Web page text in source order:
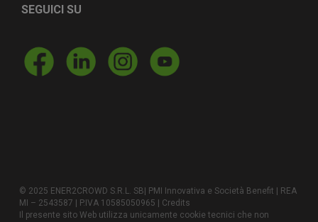
SEGUICI SU
© 2025 ENER2CROWD S.R.L. SB| PMI Innovativa e Società Benefit | REA
MI – 2543587 | P.IVA 10585050965 | Credits
Il presente sito Web utilizza unicamente cookie tecnici che non